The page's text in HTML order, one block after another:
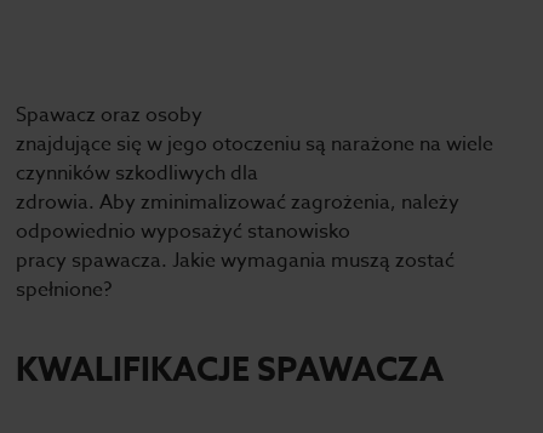
Spawacz oraz osoby
znajdujące się w jego otoczeniu są narażone na wiele
czynników szkodliwych dla
zdrowia. Aby zminimalizować zagrożenia, należy
odpowiednio wyposażyć stanowisko
pracy spawacza. Jakie wymagania muszą zostać
spełnione?
KWALIFIKACJE SPAWACZA